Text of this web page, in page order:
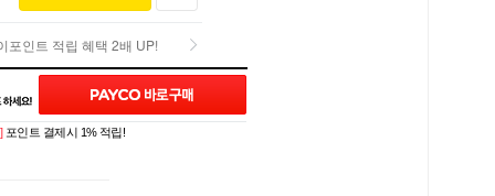
포인트 적립 혜택 2배 UP!
포인트 적립 혜택 2배 UP!
포인트 결제시 1% 적립!